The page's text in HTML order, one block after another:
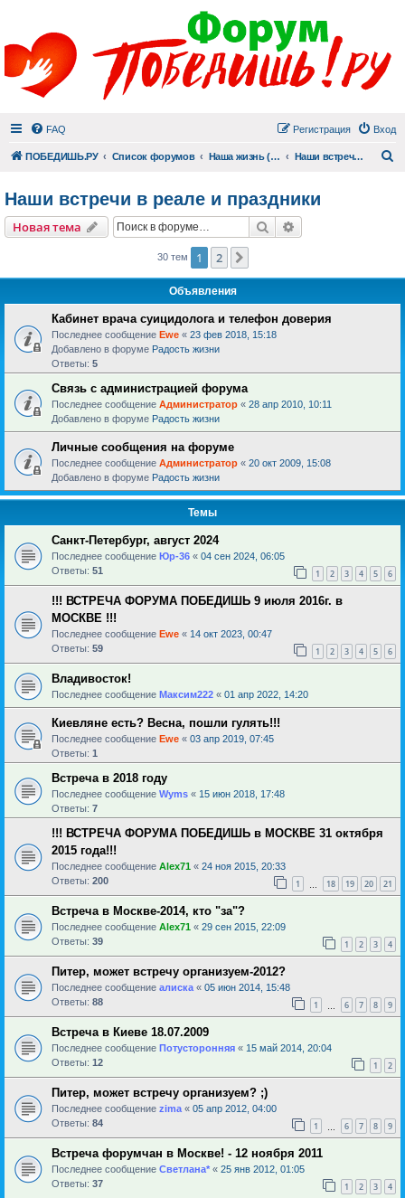
FAQ Вход
Регистрация
ПОБЕДИШЬ.РУ Список форумов Наша жизнь (не всё же о суициде!) Наши встречи в реале и праздники
Наши встречи в реале и праздники
Новая тема Поиск
30 тем 1 2
Объявления
Кабинет врача суицидолога и телефон доверия
Последнее сообщение Ewe « 23 фев 2018, 15:18
Добавлено в форуме Радость жизни
Ответы: 5
Связь с администрацией форума
Последнее сообщение Администратор « 28 апр 2010, 10:11
Добавлено в форуме Радость жизни
Личные сообщения на форуме
Последнее сообщение Администратор « 20 окт 2009, 15:08
Добавлено в форуме Радость жизни
Темы
Санкт-Петербург, август 2024
Последнее сообщение Юр-36 « 04 сен 2024, 06:05
Ответы: 51 1 2 3 4 5 6
!!! ВСТРЕЧА ФОРУМА ПОБЕДИШЬ 9 июля 2016г. в
МОСКВЕ !!!
Последнее сообщение Ewe « 14 окт 2023, 00:47
Ответы: 59 1 2 3 4 5 6
Владивосток!
Последнее сообщение Максим222 « 01 апр 2022, 14:20
Киевляне есть? Весна, пошли гулять!!!
Последнее сообщение Ewe « 03 апр 2019, 07:45
Ответы: 1
Встреча в 2018 году
Последнее сообщение Wyms « 15 июн 2018, 17:48
Ответы: 7
!!! ВСТРЕЧА ФОРУМА ПОБЕДИШЬ в МОСКВЕ 31 октября
2015 года!!!
Последнее сообщение Alex71 « 24 ноя 2015, 20:33
Ответы: 200 1 18 19 20 21
Встреча в Москве-2014, кто "за"?
Последнее сообщение Alex71 « 29 сен 2015, 22:09
Ответы: 39 1 2 3 4
Питер, может встречу организуем-2012?
Последнее сообщение алиска « 05 июн 2014, 15:48
Ответы: 88 1 6 7 8 9
Встреча в Киеве 18.07.2009
Последнее сообщение Потусторонняя « 15 май 2014, 20:04
Ответы: 12 1 2
Питер, может встречу организуем? ;)
Последнее сообщение zima « 05 апр 2012, 04:00
Ответы: 84 1 6 7 8 9
Встреча форумчан в Москве! - 12 ноября 2011
Последнее сообщение Светлана* « 25 янв 2012, 01:05
Ответы: 37 1 2 3 4